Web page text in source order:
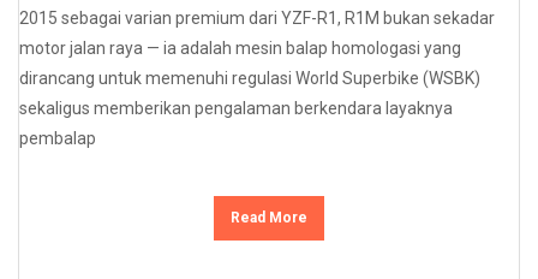
2015 sebagai varian premium dari YZF-R1, R1M bukan sekadar
motor jalan raya — ia adalah mesin balap homologasi yang
dirancang untuk memenuhi regulasi World Superbike (WSBK)
sekaligus memberikan pengalaman berkendara layaknya
pembalap
Read More